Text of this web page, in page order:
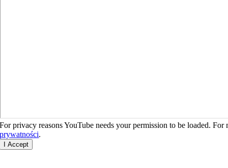
For privacy reasons YouTube needs your permission to be loaded. For
prywatności.
I Accept